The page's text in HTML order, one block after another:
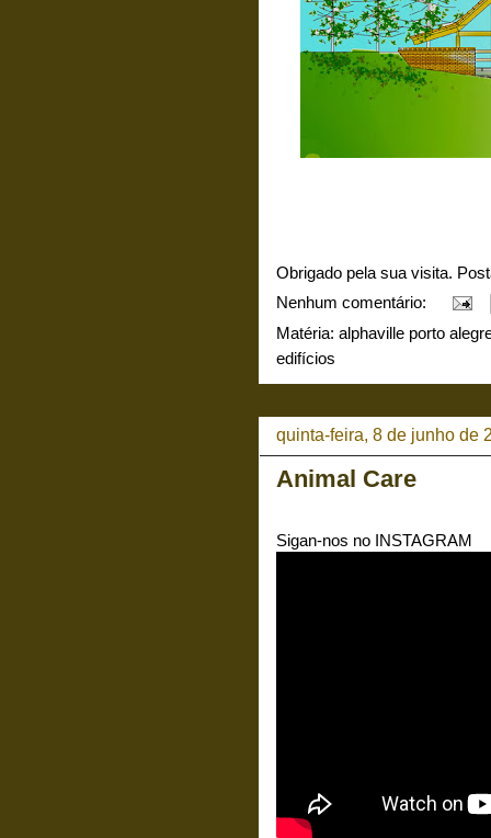
Obrigado pela sua visita.
Nenhum comentário:
Matéria: alphaville porto
edifícios
quinta-feira, 8 de junho de
Animal Care
Sigan-nos no INSTAGRAM